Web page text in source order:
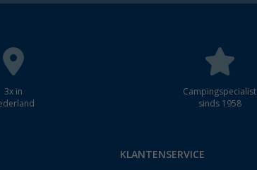
3x in
Campingspecialist
sinds 1958
KLANTENSERVICE